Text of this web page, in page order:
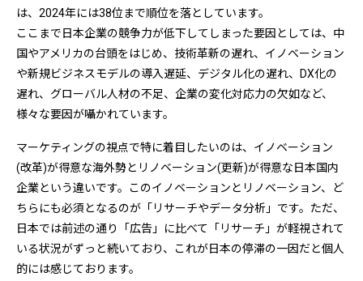
は、2024年には38位まで順位を落としています。
ここまで日本企業の競争力が低下してしまった要因としては、中
国やアメリカの台頭をはじめ、技術革新の遅れ、イノベーション
や新規ビジネスモデルの導入遅延、デジタル化の遅れ、DX化の
遅れ、グローバル人材の不足、企業の変化対応力の欠如など、
様々な要因が囁かれています。
マーケティングの視点で特に着目したいのは、イノベーション
(改革)が得意な海外勢とリノベーション(更新)が得意な日本国内
企業という違いです。このイノベーションとリノベーション、ど
ちらにも必須となるのが「リサーチやデータ分析」です。ただ、
日本では前述の通り「広告」に比べて「リサーチ」が軽視されて
いる状況がずっと続いており、これが日本の停滞の一因だと個人
的には感じております。